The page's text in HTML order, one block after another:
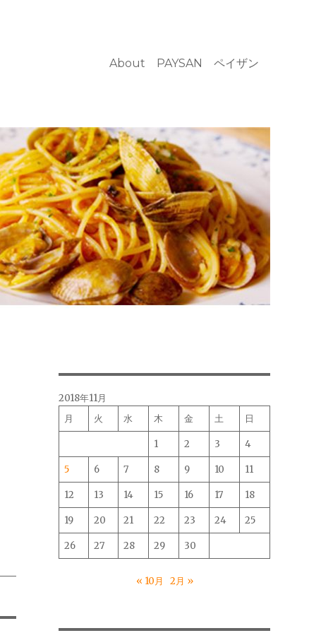
About PAYSAN ペイザン
2018年11月
月
火 水 木 金 土 日
1 2 3 4
5 6 7 8 9 10 11
12 13 14 15 16 17 18
19 20 21 22 23 24 25
26 27 28 29 30
« 10月 2月 »